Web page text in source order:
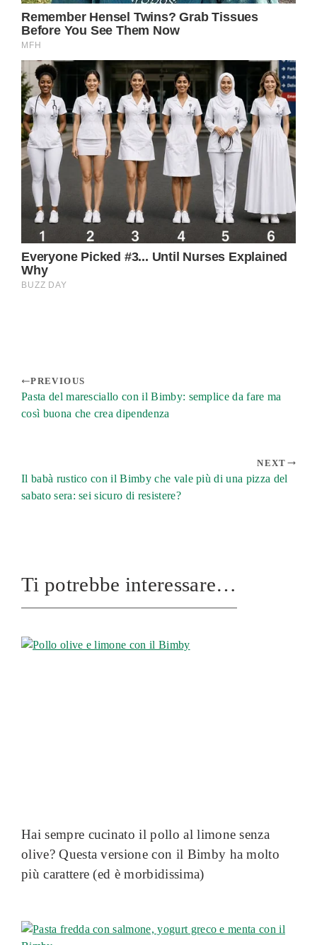
PREVIOUS
Pasta del maresciallo con il Bimby: semplice da fare ma
così buona che crea dipendenza
NEXT
Il babà rustico con il Bimby che vale più di una pizza del
sabato sera: sei sicuro di resistere?
Ti potrebbe interessare…
Hai sempre cucinato il pollo al limone senza
olive? Questa versione con il Bimby ha molto
più carattere (ed è morbidissima)